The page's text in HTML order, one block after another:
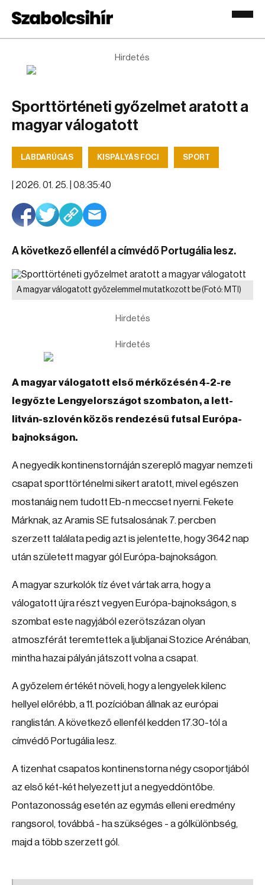
Hirdetés
Sporttörténeti győzelmet aratott a
magyar válogatott
LABDARÚGÁS KISPÁLYÁS FOCI SPORT
2026. 01. 25. | 08:35:40
A következő ellenfél a címvédő Portugália lesz.
A magyar válogatott győzelemmel mutatkozott be(Fotó: MTI)
Hirdetés
Hirdetés
A magyar válogatott első mérkőzésén 4-2-re
legyőzte Lengyelországot szombaton, a lett-
litván-szlovén közös rendezésű futsal Európa-
bajnokságon.
A negyedik kontinenstornáján szereplő magyar nemzeti
csapat sporttörténelmi sikert aratott, mivel egészen
mostanáig nem tudott Eb-n meccset nyerni. Fekete
Márknak, az Aramis SE futsalosának 7. percben
szerzett találata pedig azt is jelentette, hogy 3642 nap
után született magyar gól Európa-bajnokságon.
A magyar szurkolók tíz évet vártak arra, hogy a
válogatott újra részt vegyen Európa-bajnokságon, s
szombat este nagyjából ezerötszázan olyan
atmoszférát teremtettek a ljubljanai Stozice Arénában,
mintha hazai pályán játszott volna a csapat.
A győzelem értékét növeli, hogy a lengyelek kilenc
hellyel előrébb, a 11. pozícióban állnak az európai
ranglistán. A következő ellenfél kedden 17.30-tól a
címvédő Portugália lesz.
A tizenhat csapatos kontinenstorna négy csoportjából
az első két-két helyezett jut a negyeddöntőbe.
Pontazonosság esetén az egymás elleni eredmény
rangsorol, továbbá - ha szükséges - a gólkülönbség,
majd a több szerzett gól.